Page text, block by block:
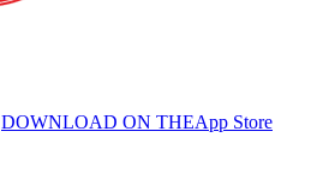
DOWNLOAD ON THEApp Store